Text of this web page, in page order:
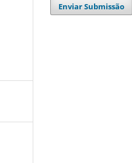
Enviar Submissão